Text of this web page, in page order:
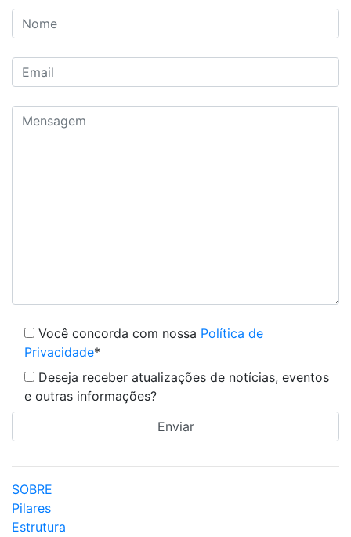
Você concorda com nossa Política de
Privacidade*
Deseja receber atualizações de notícias, eventos
e outras informações?
SOBRE
Pilares
Estrutura